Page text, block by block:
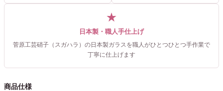
★
日本製・職人手仕上げ
菅原工芸硝子（スガハラ）の日本製ガラスを職人がひとつひとつ手作業で
丁寧に仕上げます
商品仕様